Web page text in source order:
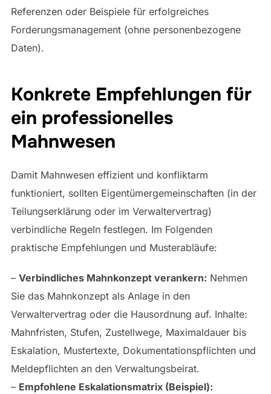
Referenzen oder Beispiele für erfolgreiches
Forderungsmanagement (ohne personenbezogene
Daten).
Konkrete Empfehlungen für
ein professionelles
Mahnwesen
Damit Mahnwesen effizient und konfliktarm
funktioniert, sollten Eigentümergemeinschaften (in der
Teilungserklärung oder im Verwaltervertrag)
verbindliche Regeln festlegen. Im Folgenden
praktische Empfehlungen und Musterabläufe:
– Verbindliches Mahnkonzept verankern: Nehmen
Sie das Mahnkonzept als Anlage in den
Verwaltervertrag oder die Hausordnung auf. Inhalte:
Mahnfristen, Stufen, Zustellwege, Maximaldauer bis
Eskalation, Mustertexte, Dokumentationspflichten und
Meldepflichten an den Verwaltungsbeirat.
– Empfohlene Eskalationsmatrix (Beispiel):